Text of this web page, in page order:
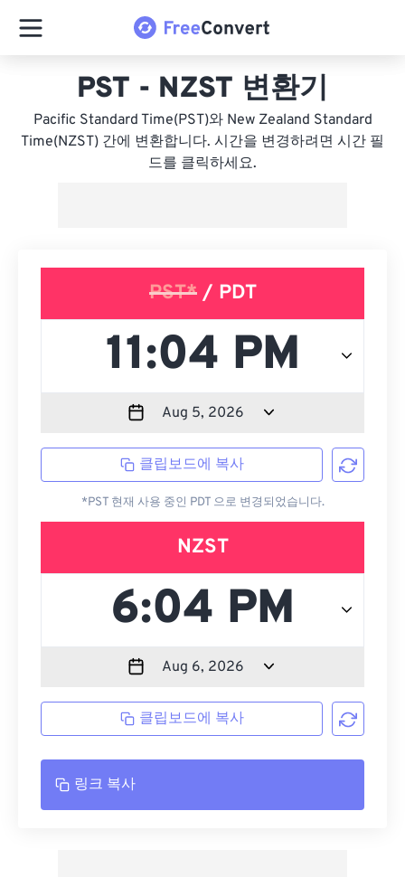
PST - NZST 변환기
Pacific Standard Time(PST)와 New Zealand Standard
Time(NZST) 간에 변환합니다. 시간을 변경하려면 시간 필
드를 클릭하세요.
PST*/ PDT
클립보드에 복사
*PST 현재 사용 중인 PDT 으로 변경되었습니다.
NZST
클립보드에 복사
링크 복사